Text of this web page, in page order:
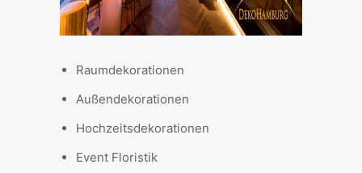
Raumdekorationen
Außendekorationen
Hochzeitsdekorationen
Event Floristik